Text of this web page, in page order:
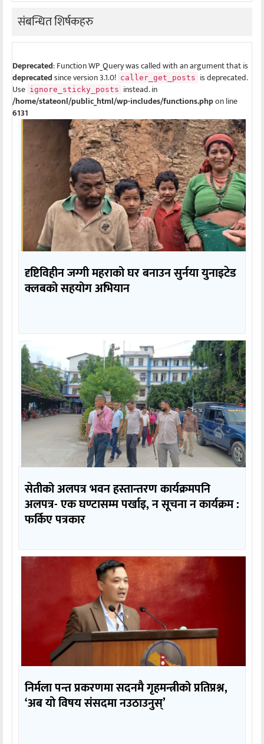
संबन्धित शिर्षकहरु
Deprecated: Function WP_Query was called with an argument that is
deprecatedsince version 3.1.0! caller_get_posts is deprecated.
Use ignore_sticky_posts instead. in
/home/stateonl/public_html/wp-includes/functions.phpon line
6131
दृष्टिविहीन जग्गी महराको घर बनाउन सुर्नया युनाइटेड
क्लबको सहयोग अभियान
सेतीको अलपत्र भवन हस्तान्तरण कार्यक्रमपनि
अलपत्र- एक घण्टासम्म पर्खाइ, न सूचना न कार्यक्रम :
फर्किए पत्रकार
निर्मला पन्त प्रकरणमा सदनमै गृहमन्त्रीको प्रतिप्रश्न,
‘अब यो विषय संसदमा नउठाउनुस्’